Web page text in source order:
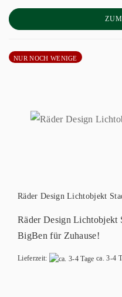
NUR NOCH WENIGE
Räder Design Lichtobjekt
Räder Design Lichtobjekt
BigBen für Zuhause!
Lieferzeit: ca. 3-4